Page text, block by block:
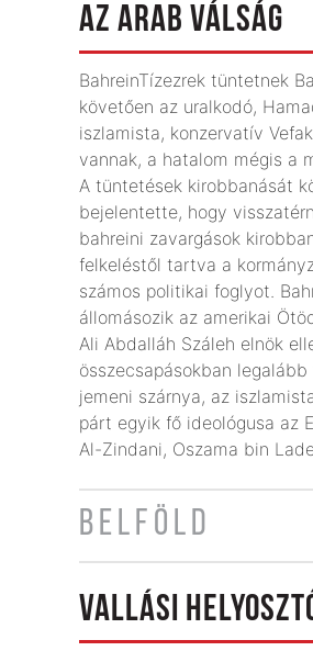
AZ ARAB VÁLSÁG
BahreinTízezrek tüntetnek
követően az uralkodó,
iszlamista, konzervatív
vannak, a hatalom mégis a
A tüntetések kirobbanását
bejelentette, hogy
bahreini zavargások
felkeléstől tartva a
számos politikai foglyot.
állomásozik az amerikai
Ali Abdalláh Száleh elnök
összecsapásokban
jemeni szárnya, az
párt egyik fő ideológusa az
Al-Zindani, Oszama bin
BELFÖLD
VALLÁSI